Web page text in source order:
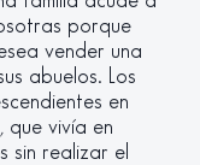
porque
vender una
abuelos. Los
en
que vivía en
sin realizar el